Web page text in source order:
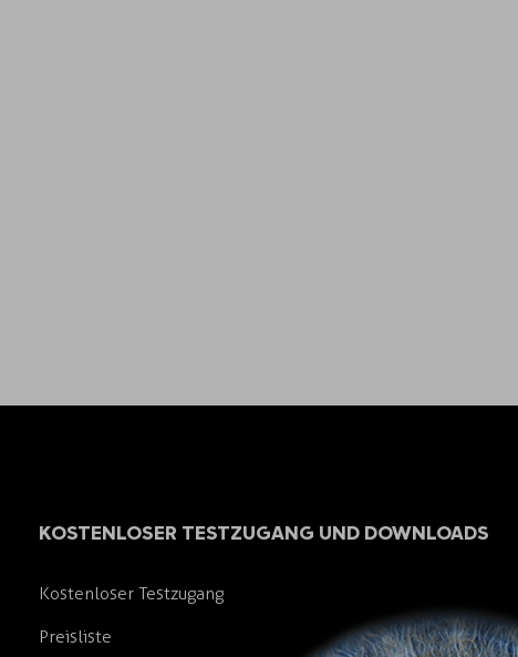
KOSTENLOSER TESTZUGANG UND DOWNLOADS
Kostenloser Testzugang
Preisliste